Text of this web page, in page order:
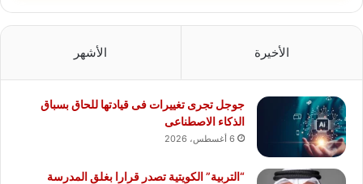
الأخيرة الأشهر
جوجل تجرى تغييرات فى قيادتها للحاق بسباق
الذكاء الاصطناعى
6 أغسطس، 2026
“التربية” الكويتية تصدر قرارا بغلق المدرسة